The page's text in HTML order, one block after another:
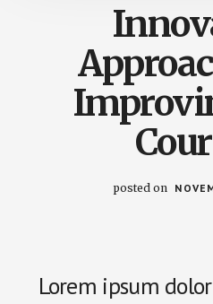
posted on
Lorem ipsum